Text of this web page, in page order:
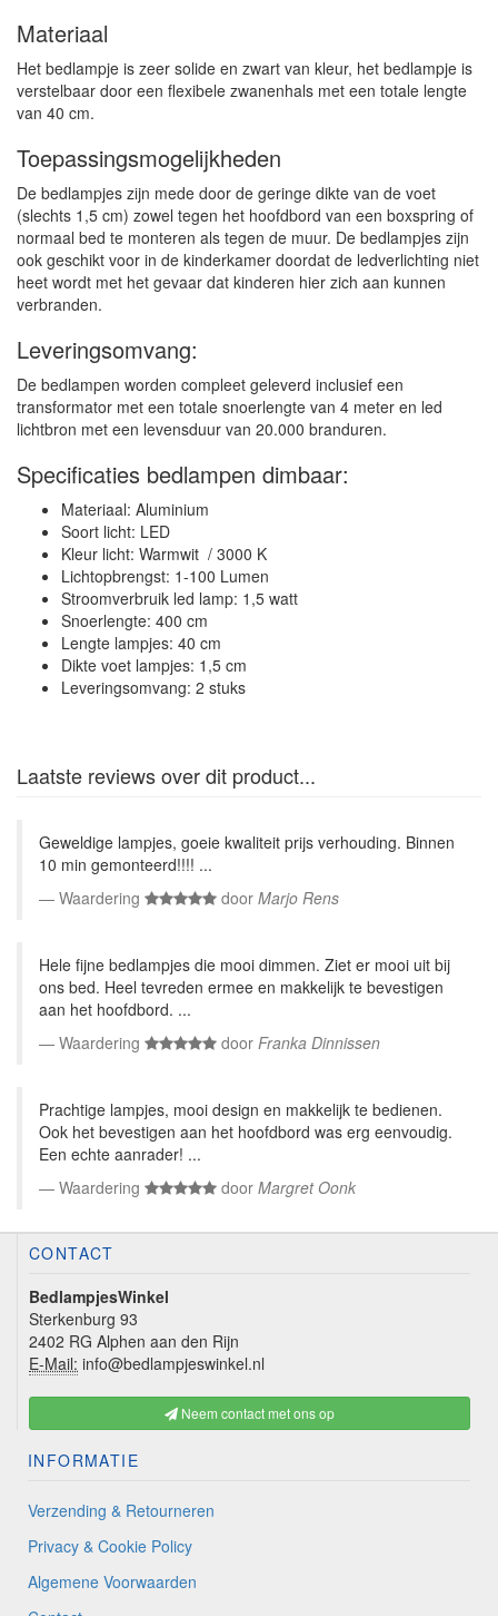
Materiaal
Het bedlampje is zeer solide en zwart van kleur, het bedlampje is
verstelbaar door een flexibele zwanenhals met een totale lengte
van 40 cm.
Toepassingsmogelijkheden
De bedlampjes zijn mede door de geringe dikte van de voet
(slechts 1,5 cm) zowel tegen het hoofdbord van een boxspring of
normaal bed te monteren als tegen de muur. De bedlampjes zijn
ook geschikt voor in de kinderkamer doordat de ledverlichting niet
heet wordt met het gevaar dat kinderen hier zich aan kunnen
verbranden.
Leveringsomvang:
De bedlampen worden compleet geleverd inclusief een
transformator met een totale snoerlengte van 4 meter en led
lichtbron met een levensduur van 20.000 branduren.
Specificaties bedlampen dimbaar:
Materiaal: Aluminium
Soort licht: LED
Kleur licht: Warmwit / 3000 K
Lichtopbrengst: 1-100 Lumen
Stroomverbruik led lamp: 1,5 watt
Snoerlengte: 400 cm
Lengte lampjes: 40 cm
Dikte voet lampjes: 1,5 cm
Leveringsomvang: 2 stuks
Laatste reviews over dit product...
Geweldige lampjes, goeie kwaliteit prijs verhouding. Binnen
10 min gemonteerd!!!! ...
Waardering
door Marjo Rens
Hele fijne bedlampjes die mooi dimmen. Ziet er mooi uit bij
ons bed. Heel tevreden ermee en makkelijk te bevestigen
aan het hoofdbord. ...
Waardering
door Franka Dinnissen
Prachtige lampjes, mooi design en makkelijk te bedienen.
Ook het bevestigen aan het hoofdbord was erg eenvoudig.
Een echte aanrader! ...
Waardering
door Margret Oonk
CONTACT
BedlampjesWinkel
Sterkenburg 93
2402 RG Alphen aan den Rijn
E-Mail: info@bedlampjeswinkel.nl
Neem contact met ons op
INFORMATIE
Verzending & Retourneren
Privacy & Cookie Policy
Algemene Voorwaarden